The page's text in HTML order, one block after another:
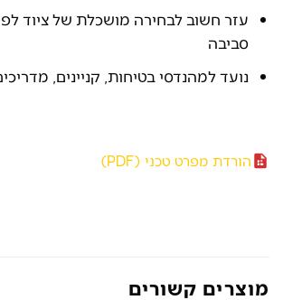
עזר חשוב לבחירה מושכלת של ציוד
סביבה
נועד למהנדסי בטיחות, קניינים,
הורדת מפרט טכני (PDF)
מוצרים קשורים